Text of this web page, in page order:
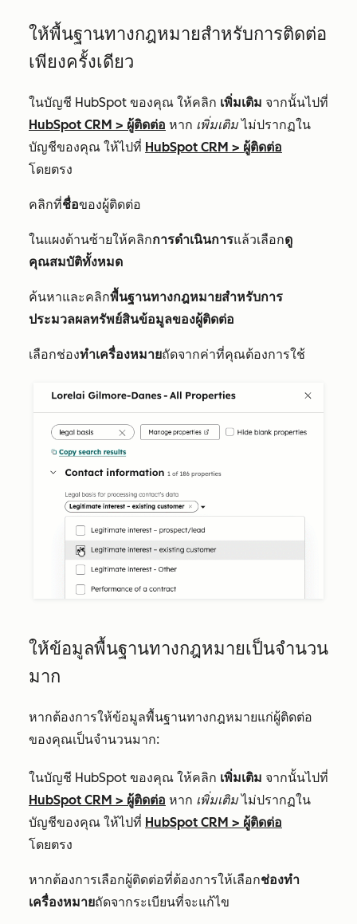
ให้พื้นฐานทางกฎหมายสำหรับการติดต่อ
เพียงครั้งเดียว
ในบัญชี HubSpot ของคุณ ให้คลิก เพิ่มเติม จากนั้นไปที่
HubSpot CRM > ผู้ติดต่อ หาก เพิ่มเติมไม่ปรากฏใน
บัญชีของคุณ ให้ไปที่ HubSpot CRM > ผู้ติดต่อ
โดยตรง
คลิกที่ชื่อของผู้ติดต่อ
ในแผงด้านซ้ายให้คลิกการดำเนินการแล้วเลือกดู
คุณสมบัติทั้งหมด
ค้นหาและคลิกพื้นฐานทางกฎหมายสำหรับการ
ประมวลผลทรัพย์สินข้อมูลของผู้ติดต่อ
เลือกช่องทำเครื่องหมายถัดจากค่าที่คุณต้องการใช้
ให้ข้อมูลพื้นฐานทางกฎหมายเป็นจำนวน
มาก
หากต้องการให้ข้อมูลพื้นฐานทางกฎหมายแก่ผู้ติดต่อ
ของคุณเป็นจำนวนมาก:
ในบัญชี HubSpot ของคุณ ให้คลิก เพิ่มเติม จากนั้นไปที่
HubSpot CRM > ผู้ติดต่อ หาก เพิ่มเติมไม่ปรากฏใน
บัญชีของคุณ ให้ไปที่ HubSpot CRM > ผู้ติดต่อ
โดยตรง
หากต้องการเลือกผู้ติดต่อที่ต้องการให้เลือกช่องทำ
เครื่องหมายถัดจากระเบียนที่จะแก้ไข